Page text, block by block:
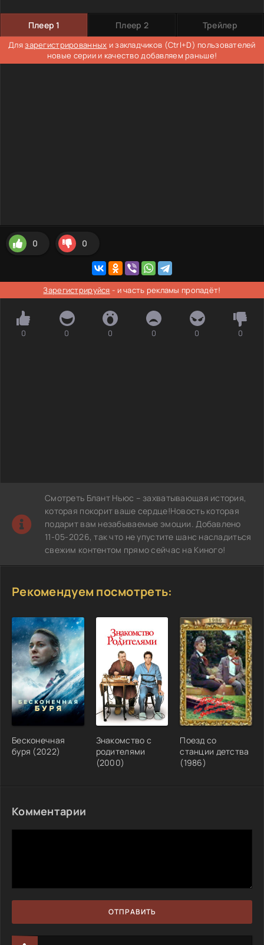
Плеер 1 Плеер 2 Трейлер
Длязарегистрированных и закладчиков (Ctrl+D) пользователей
новые серии и качество добавляем раньше!
0 0
Зарегистрируйся - и часть рекламы пропадёт!
0 0 0 0 0 0
Смотреть Блант Ньюс – захватывающая история,
которая покорит ваше сердце!Новость которая
подарит вам незабываемые эмоции. Добавлено
11-05-2026, так что не упустите шанс насладиться
свежим контентом прямо сейчас на Киного!
Рекомендуем посмотреть:
Бесконечная
буря (2022)
Знакомство с
родителями
(2000)
Поезд со
станции детства
(1986)
Комментарии
ОТПРАВИТЬ